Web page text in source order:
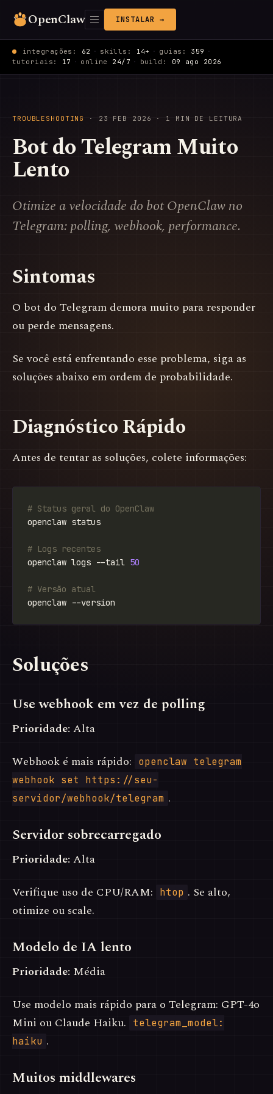
OpenClaw INSTALAR →
integrações: 62 · skills: 14+ · guias: 359 ·
tutoriais: 17 · online 24/7 · build: 09 ago 2026
TROUBLESHOOTING · 23 FEB 2026 · 1 MIN DE LEITURA
Bot do Telegram Muito
Lento
Otimize a velocidade do bot OpenClaw no
Telegram: polling, webhook, performance.
Sintomas
O bot do Telegram demora muito para responder
ou perde mensagens.
Se você está enfrentando esse problema, siga as
soluções abaixo em ordem de probabilidade.
Diagnóstico Rápido
Antes de tentar as soluções, colete informações:
# Status geral do OpenClaw
# Logs recentes
openclaw logs --tail 50
# Versão atual
Soluções
Use webhook em vez de polling
Prioridade: Alta
Webhook é mais rápido:
openclaw telegram
webhook set https://seu-
servidor/webhook/telegram .
Servidor sobrecarregado
Prioridade: Alta
Verifique uso de CPU/RAM:
htop . Se alto,
otimize ou scale.
Modelo de IA lento
Prioridade: Média
Use modelo mais rápido para o Telegram: GPT-4o
Mini ou Claude Haiku.
telegram_model:
haiku .
Muitos middlewares